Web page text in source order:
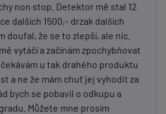
non stop. Detektor mě stal 12
dalších 1500,- drzak dalších
doufal, že se to zlepší, ale nic.
vytáčí a začínám zpochybňovat
u tak drahého produktu
a ne že mám chuť jej vyhodit za
bych se pobavil o odkupu a
Můžete mne prosím